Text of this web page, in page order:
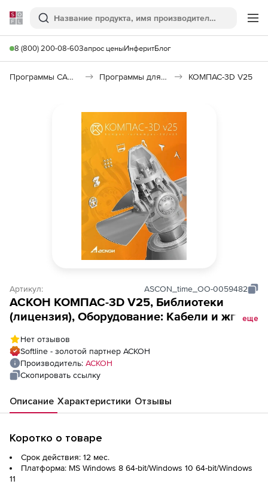
Softline
Поиск
8 (800) 200-08-60Запрос ценыИнферитБлог
Программы САПР и ГИС Программы для машиностроения КОМПАС-3D V25
Артикул: ASCON_time_ОО-0059482
АСКОН КОМПАС-3D V25, Библиотеки
(лицензия), Оборудование: Кабели и жгуты
еще
Нет отзывов
Softline - золотой партнер АСКОН
Производитель: АСКОН
Скопировать ссылку
Описание Характеристики Отзывы
Коротко о товаре
Срок действия: 12 мес.
Платформа: MS Windows 8 64-bit/Windows 10 64-bit/Windows
11